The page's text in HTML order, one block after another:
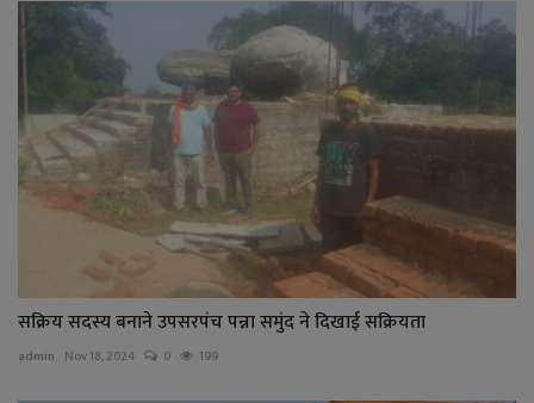
सक्रिय सदस्य बनाने उपसरपंच पन्ना समुंद ने दिखाई सक्रियता
admin Nov 18, 2024 0 199